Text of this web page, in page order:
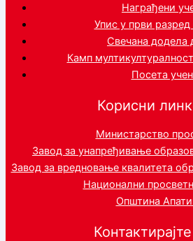
Награђени
Упис у први
Свечана додела
Камп
Посета
Корисни
Министарство
Завод за унапређивање
Завод за вредновање квалитета
Национални
Општина